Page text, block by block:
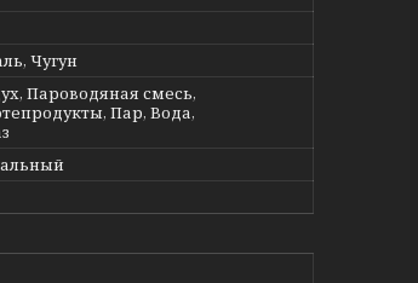
Чугун
Пароводяная смесь,
Пар, Вода,